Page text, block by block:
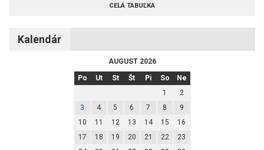
CELÁ TABUĽKA
Kalendár
AUGUST 2026
Po
Ut St Št Pi So
Ne
1
2
3
4 5 6 7 8
9
10
11 12 13 14 15
16
17
18 19 20 21 22
23